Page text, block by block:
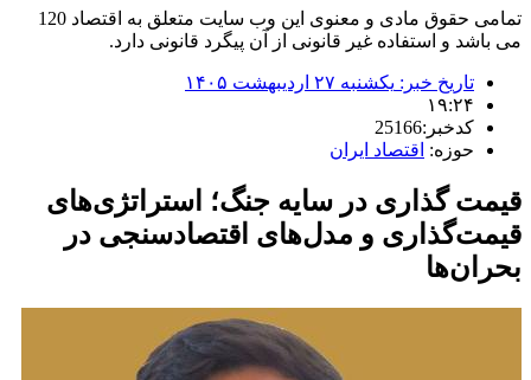
تمامی حقوق مادی و معنوی این وب سایت متعلق به اقتصاد 120
می باشد و استفاده غیر قانونی از آن پیگرد قانونی دارد.
تاریخ خبر: یکشنبه ۲۷ اردیبهشت ۱۴۰۵
۱۹:۲۴
کدخبر:25166
حوزه: اقتصاد ایران
قیمت گذاری در سایه جنگ؛ استراتژی‌های
قیمت‌گذاری و مدل‌های اقتصادسنجی در
بحران‌ها